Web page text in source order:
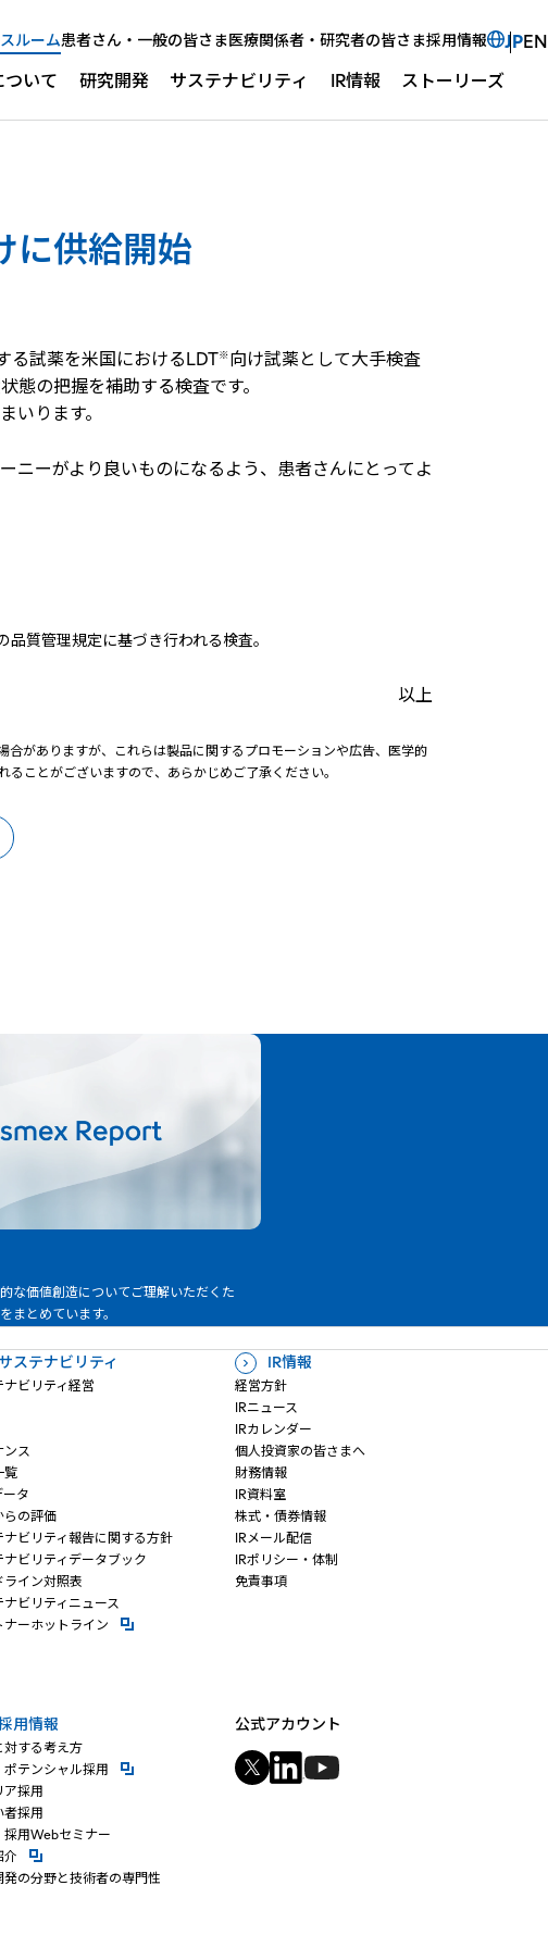
ルーム患者さん・一般の皆さま医療関係者・研究者の皆さま採用情報Select
新規ウ
JPEN
ついて 研究開発 サステナビリティ IR情報 ストーリーズ
に供給開始
る試薬を米国におけるLDT※向け試薬として大手検査
の把握を補助する検査です。
いります。
ニーがより良いものになるよう、患者さんにとってよ
質管理規定に基づき行われる検査。
以上
がありますが、これらは製品に関するプロモーションや広告、医学的
ことがございますので、あらかじめご了承ください。
な価値創造についてご理解いただくた
まとめています。
ステナビリティ
ナビリティ経営
ンス
覧
ータ
らの評価
ナビリティ報告に関する方針
ナビリティデータブック
ライン対照表
ナビリティニュース
ナーホットライン新規ウィンドウを開きます
IR情報
経営方針
IRニュース
IRカレンダー
個人投資家の皆さまへ
財務情報
IR資料室
株式・債券情報
IRメール配信
IRポリシー・体制
免責事項
開きます
す
用情報
対する考え方
ポテンシャル採用新規ウィンドウを開きます
ア採用
者採用
採用Webセミナー
介新規ウィンドウを開きます
発の分野と技術者の専門性
公式アカウント
新規ウィンドウを開きます
新規ウィンドウを開きます
新規ウィンドウを開きます